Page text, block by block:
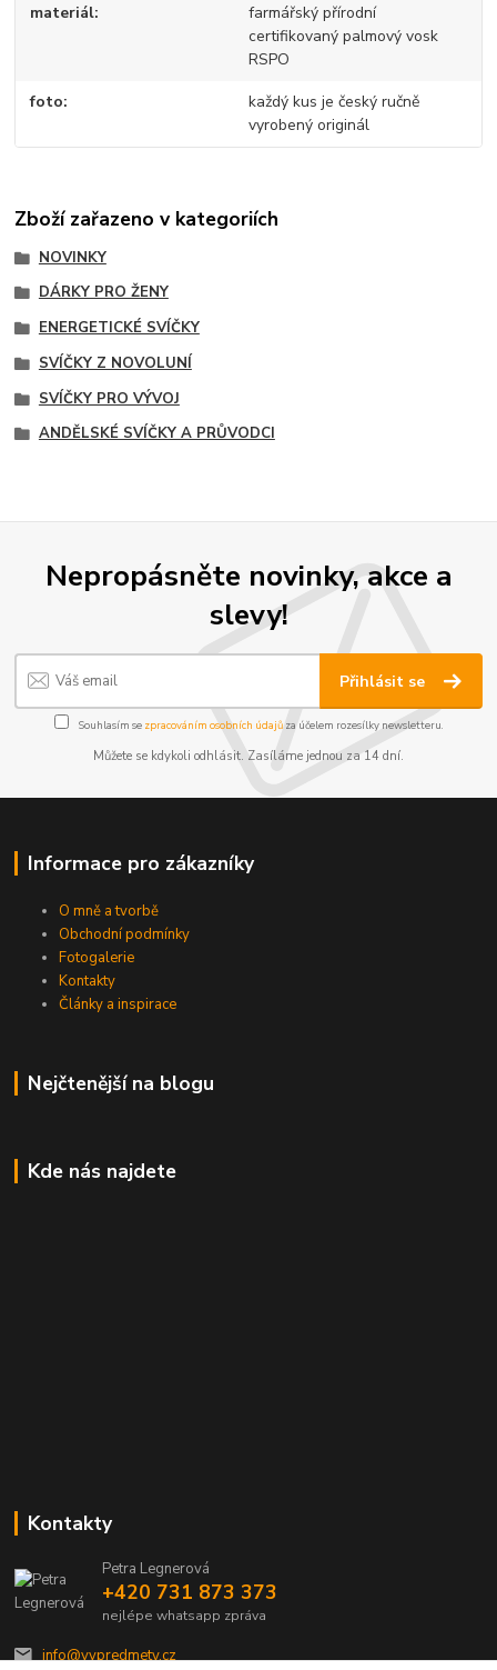
materiál
farmářský přírodní
certifikovaný palmový vosk
RSPO
foto
každý kus je český ručně
vyrobený originál
Zboží zařazeno v kategoriích
NOVINKY
DÁRKY PRO ŽENY
ENERGETICKÉ SVÍČKY
SVÍČKY Z NOVOLUNÍ
SVÍČKY PRO VÝVOJ
ANDĚLSKÉ SVÍČKY A PRŮVODCI
Nepropásněte novinky, akce a
slevy!
Přihlásit se
Souhlasím se zpracováním osobních údajůza účelem rozesílky newsletteru.
Můžete se kdykoli odhlásit. Zasíláme jednou za 14 dní.
Informace pro zákazníky
O mně a tvorbě
Obchodní podmínky
Fotogalerie
Kontakty
Články a inspirace
Nejčtenější na blogu
Kde nás najdete
Kontakty
Petra Legnerová
+420 731 873 373
nejlépe whatsapp zpráva
info@vvpredmety.cz